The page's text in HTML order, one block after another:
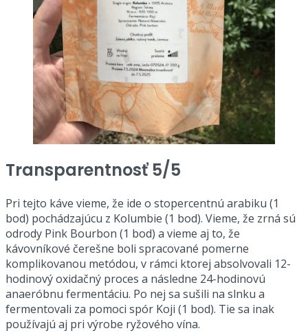
Transparentnosť 5/5
Pri tejto káve vieme, že ide o stopercentnú arabiku (1
bod) pochádzajúcu z Kolumbie (1 bod). Vieme, že zrná sú
odrody Pink Bourbon (1 bod) a vieme aj to, že
kávovníkové čerešne boli spracované pomerne
komplikovanou metódou, v rámci ktorej absolvovali 12-
hodinový oxidačný proces a následne 24-hodinovú
anaeróbnu fermentáciu. Po nej sa sušili na slnku a
fermentovali za pomoci spór Koji (1 bod). Tie sa inak
používajú aj pri výrobe ryžového vína.